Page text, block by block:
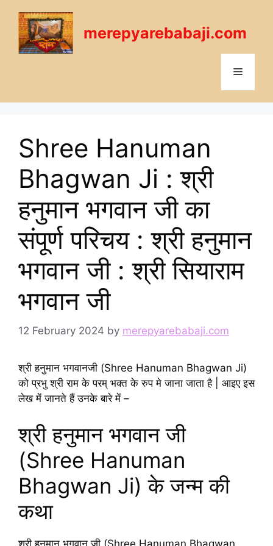
content
merepyarebabaji.com
Menu
Shree Hanuman
Bhagwan Ji : श्री
हनुमान भगवान जी का
संपूर्ण परिचय : श्री हनुमान
भगवान जी : श्री सियाराम
भगवान जी
12 February 2024 by merepyarebabaji.com
श्री हनुमान भगवानजी (Shree Hanuman Bhagwan Ji)
को प्रभु श्री राम के परम् भक्त के रुप मे जाना जाता है | आइए इस
लेख में जानते हैं उनके बारे में –
श्री हनुमान भगवान जी
(Shree Hanuman
Bhagwan Ji) के जन्म की
कथा